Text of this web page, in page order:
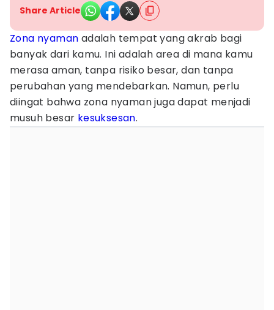
Share Article
Zona nyaman adalah tempat yang akrab bagi
banyak dari kamu. Ini adalah area di mana kamu
merasa aman, tanpa risiko besar, dan tanpa
perubahan yang mendebarkan. Namun, perlu
diingat bahwa zona nyaman juga dapat menjadi
musuh besar kesuksesan.